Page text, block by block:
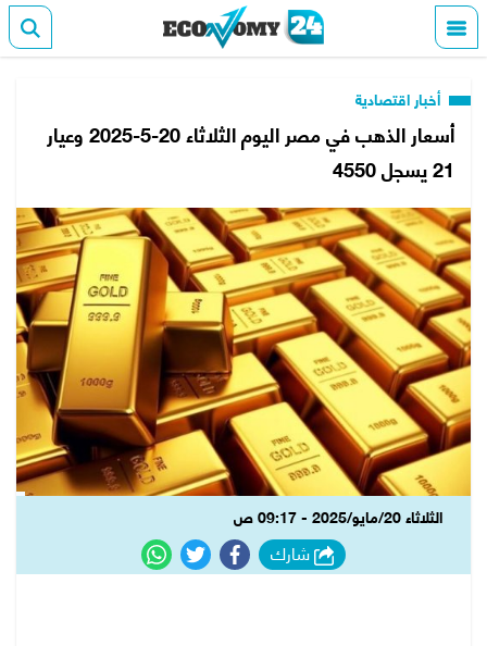
أخبار اقتصادية
أسعار الذهب في مصر اليوم الثلاثاء 20-5-2025 وعيار
21 يسجل 4550
الثلاثاء 20/مايو/2025 - 09:17 ص
شارك